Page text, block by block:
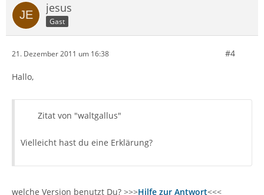
jesus
Gast
21. Dezember 2011 um 16:38 #4
Hallo,
Zitat von "waltgallus"
Vielleicht hast du eine Erklärung?
welche Version benutzt Du? >>>Hilfe zur Antwort<<<